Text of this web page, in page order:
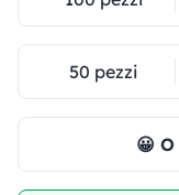
50 pezzi
😀